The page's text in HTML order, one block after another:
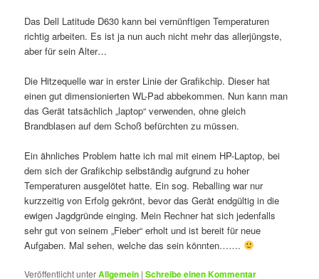
Das Dell Latitude D630 kann bei vernünftigen Temperaturen
richtig arbeiten. Es ist ja nun auch nicht mehr das allerjüngste,
aber für sein Alter…
Die Hitzequelle war in erster Linie der Grafikchip. Dieser hat
einen gut dimensionierten WL-Pad abbekommen. Nun kann man
das Gerät tatsächlich „laptop“ verwenden, ohne gleich
Brandblasen auf dem Schoß befürchten zu müssen.
Ein ähnliches Problem hatte ich mal mit einem HP-Laptop, bei
dem sich der Grafikchip selbständig aufgrund zu hoher
Temperaturen ausgelötet hatte. Ein sog. Reballing war nur
kurzzeitig von Erfolg gekrönt, bevor das Gerät endgültig in die
ewigen Jagdgründe einging. Mein Rechner hat sich jedenfalls
sehr gut von seinem „Fieber“ erholt und ist bereit für neue
Aufgaben. Mal sehen, welche das sein könnten…….
Veröffentlicht unterAllgemein |Schreibe einen Kommentar